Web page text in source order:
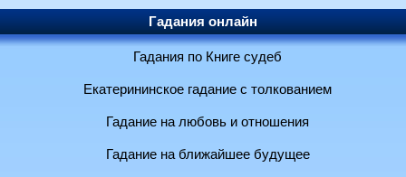
Гадания онлайн
Гадания по Книге судеб
Екатерининское гадание с толкованием
Гадание на любовь и отношения
Гадание на ближайшее будущее